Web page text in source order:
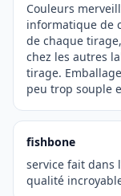
Couleurs
informatique de
de chaque
chez les autres
tirage.
peu trop souple
fishbone
service fait dans
qualité